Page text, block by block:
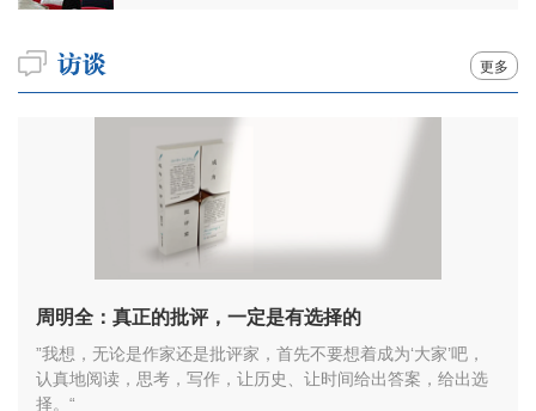
更多
周明全：真正的批评，一定是有选择的
”我想，无论是作家还是批评家，首先不要想着成为‘大家’吧，
认真地阅读，思考，写作，让历史、让时间给出答案，给出选
择。“